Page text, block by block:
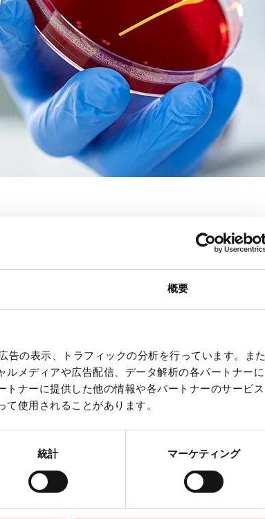
概要
告の表示、トラフィックの分析を行っています。また
メディアや広告配信、データ解析の各パートナーに
ナーに提供した他の情報や各パートナーのサービス
使用されることがあります。
統計 マーケティング